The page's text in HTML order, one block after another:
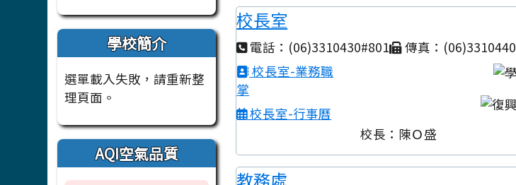
學校簡介
選單載入失敗，請重新整
理頁面。
AQI空氣品質
校長室
電話：(06)3310430#801
傳真：(06)3310440
校長室-業務職
掌
校長室-行事曆
校長：陳Ｏ盛
教務處